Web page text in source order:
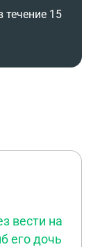
15
вести на
его дочь